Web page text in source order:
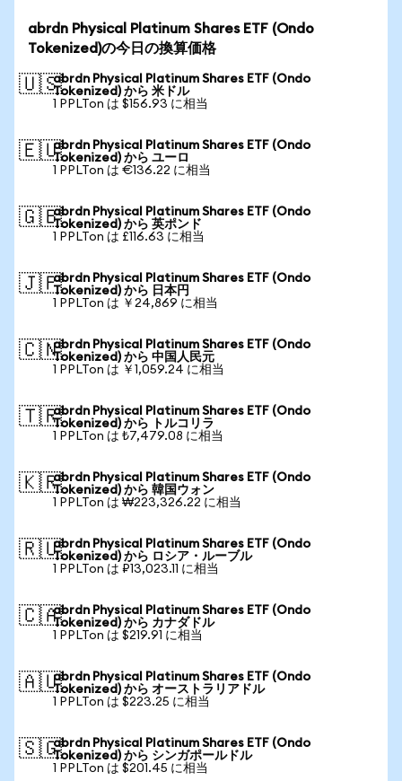
abrdn Physical Platinum Shares ETF (Ondo
Tokenized)の今日の換算価格
🇺🇸abrdn Physical Platinum Shares ETF (Ondo
Tokenized) から 米ドル
1 PPLTon は $156.93 に相当
🇪🇺abrdn Physical Platinum Shares ETF (Ondo
Tokenized) から ユーロ
1 PPLTon は €136.22 に相当
🇬🇧abrdn Physical Platinum Shares ETF (Ondo
Tokenized) から 英ポンド
1 PPLTon は £116.63 に相当
🇯🇵abrdn Physical Platinum Shares ETF (Ondo
Tokenized) から 日本円
1 PPLTon は ￥24,869 に相当
🇨🇳abrdn Physical Platinum Shares ETF (Ondo
Tokenized) から 中国人民元
1 PPLTon は ￥1,059.24 に相当
🇹🇷abrdn Physical Platinum Shares ETF (Ondo
Tokenized) から トルコリラ
1 PPLTon は ₺7,479.08 に相当
🇰🇷abrdn Physical Platinum Shares ETF (Ondo
Tokenized) から 韓国ウォン
1 PPLTon は ₩223,326.22 に相当
🇷🇺abrdn Physical Platinum Shares ETF (Ondo
Tokenized) から ロシア・ルーブル
1 PPLTon は ₽13,023.11 に相当
🇨🇦abrdn Physical Platinum Shares ETF (Ondo
Tokenized) から カナダドル
1 PPLTon は $219.91 に相当
🇦🇺abrdn Physical Platinum Shares ETF (Ondo
Tokenized) から オーストラリアドル
1 PPLTon は $223.25 に相当
🇸🇬abrdn Physical Platinum Shares ETF (Ondo
Tokenized) から シンガポールドル
1 PPLTon は $201.45 に相当